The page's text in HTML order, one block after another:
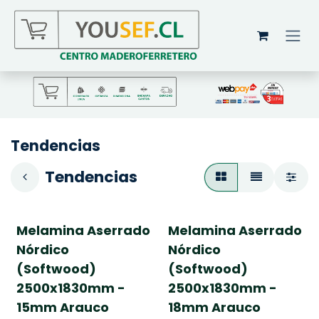
Ir al contenido
Tendencias
Tendencias
Melamina Aserrado
Nórdico
(Softwood)
2500x1830mm -
15mm Arauco
Melamina Aserrado
Nórdico
(Softwood)
2500x1830mm -
18mm Arauco